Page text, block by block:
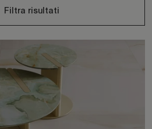
Filtra risultati